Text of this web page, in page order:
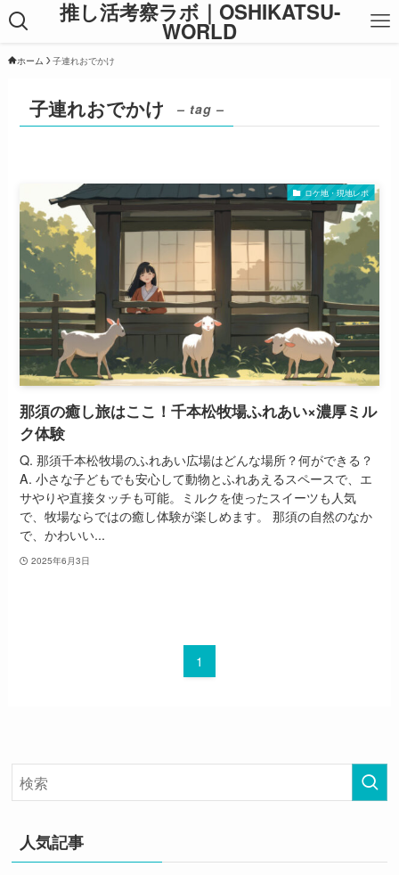
推し活考察ラボ｜OSHIKATSU-
WORLD
ホーム 子連れおでかけ
子連れおでかけ – tag –
ロケ地・現地レポ
那須の癒し旅はここ！千本松牧場ふれあい×濃厚ミル
ク体験
Q. 那須千本松牧場のふれあい広場はどんな場所？何ができる？
A. 小さな子どもでも安心して動物とふれあえるスペースで、エ
サやりや直接タッチも可能。ミルクを使ったスイーツも人気
で、牧場ならではの癒し体験が楽しめます。 那須の自然のなか
で、かわいい...
2025年6月3日
1
人気記事